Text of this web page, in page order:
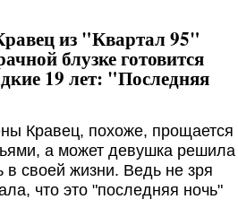
из "Квартал 95"
блузке готовится
19 лет: "Последняя
Кравец, похоже, прощается
а может девушка решила
в своей жизни. Ведь не зря
что это "последняя ночь"